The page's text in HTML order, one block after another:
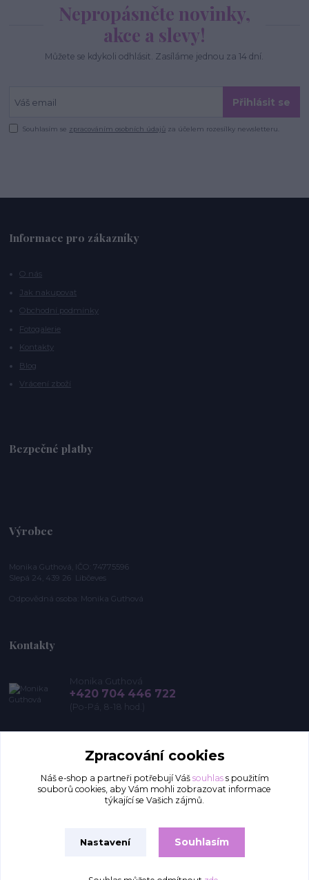
Nepropásněte novinky,
akce a slevy!
Můžete se kdykoli odhlásit. Zasíláme jednou za 14 dní.
Přihlásit se
Souhlasím se zpracováním osobních údajů za účelem rozesílky newsletteru.
Informace pro zákazníky
O nás
Jak nakupovat
Obchodní podmínky
Fotogalerie
Kontakty
Blog
Vrácení zboží
Bezpečné platby
Výrobce
Monika Guthová, IČO: 74775596
Slepá 24, 439 26 Libčeves
Odpovědná osoba: Monika Guthová
Kontakty
Monika Guthová
+420 704 446 722
(Po-Pá, 8-18 hod.)
Upravit sběr cookies.
Zpracování cookies
Náš e-shop a partneři potřebují Váš souhlass použitím
souborů cookies, aby Vám mohli zobrazovat informace
týkající se Vašich zájmů.
Nastavení Souhlasím